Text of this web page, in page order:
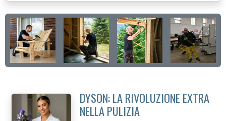
DYSON: LA RIVOLUZIONE EXTRA
NELLA PULIZIA